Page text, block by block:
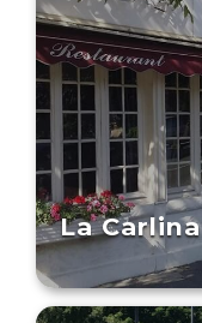
La Carlina